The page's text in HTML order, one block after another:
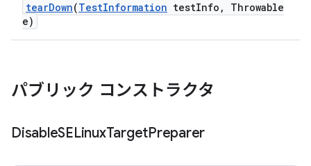
tearDown(TestInformation testInfo ,
Throwable
e)
パブリック コンストラクタ
DisableSELinuxTargetPreparer